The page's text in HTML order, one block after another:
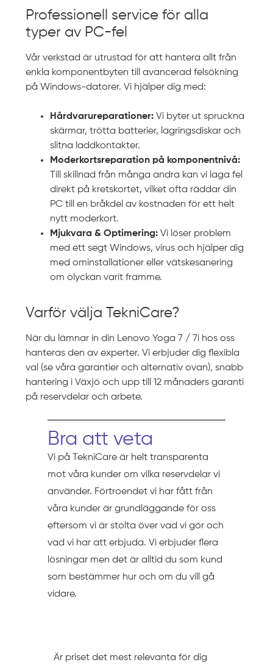
Professionell service för alla
typer av PC-fel
Vår verkstad är utrustad för att hantera allt från
enkla komponentbyten till avancerad felsökning
på Windows-datorer. Vi hjälper dig med:
Hårdvarureparationer: Vi byter ut spruckna
skärmar, trötta batterier, lagringsdiskar och
slitna laddkontakter.
Moderkortsreparation på komponentnivå:
Till skillnad från många andra kan vi laga fel
direkt på kretskortet, vilket ofta räddar din
PC till en bråkdel av kostnaden för ett helt
nytt moderkort.
Mjukvara & Optimering: Vi löser problem
med ett segt Windows, virus och hjälper dig
med ominstallationer eller vätskesanering
om olyckan varit framme.
Varför välja TekniCare?
När du lämnar in din Lenovo Yoga 7 / 7i hos oss
hanteras den av experter. Vi erbjuder dig flexibla
val (se våra garantier och alternativ ovan), snabb
hantering i Växjö och upp till 12 månaders garanti
på reservdelar och arbete.
Bra att veta
Vi på TekniCare är helt transparenta
mot våra kunder om vilka reservdelar vi
använder. Förtroendet vi har fått från
våra kunder är grundläggande för oss
eftersom vi är stolta över vad vi gör och
vad vi har att erbjuda. Vi erbjuder flera
lösningar men det är alltid du som kund
som bestämmer hur och om du vill gå
vidare.
Är priset det mest relevanta för dig